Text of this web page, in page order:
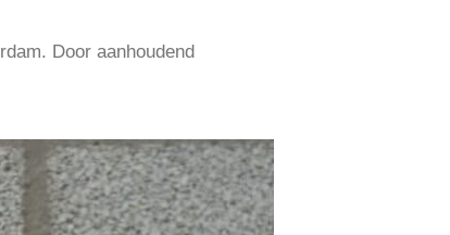
Door aanhoudend